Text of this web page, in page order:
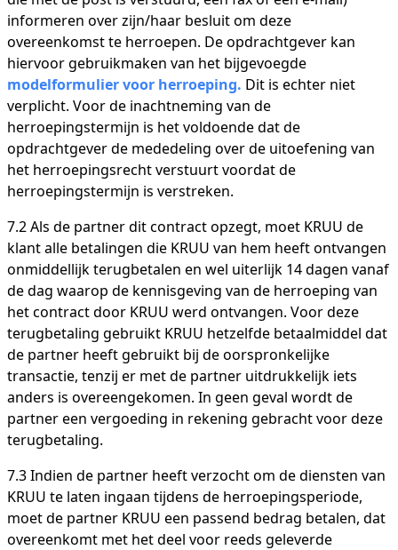
informeren over zijn/haar besluit om deze
overeenkomst te herroepen. De opdrachtgever kan
hiervoor gebruikmaken van het bijgevoegde
modelformulier voor herroeping. Dit is echter niet
verplicht. Voor de inachtneming van de
herroepingstermijn is het voldoende dat de
opdrachtgever de mededeling over de uitoefening van
het herroepingsrecht verstuurt voordat de
herroepingstermijn is verstreken.
7.2 Als de partner dit contract opzegt, moet KRUU de
klant alle betalingen die KRUU van hem heeft ontvangen
onmiddellijk terugbetalen en wel uiterlijk 14 dagen vanaf
de dag waarop de kennisgeving van de herroeping van
het contract door KRUU werd ontvangen. Voor deze
terugbetaling gebruikt KRUU hetzelfde betaalmiddel dat
de partner heeft gebruikt bij de oorspronkelijke
transactie, tenzij er met de partner uitdrukkelijk iets
anders is overeengekomen. In geen geval wordt de
partner een vergoeding in rekening gebracht voor deze
terugbetaling.
7.3 Indien de partner heeft verzocht om de diensten van
KRUU te laten ingaan tijdens de herroepingsperiode,
moet de partner KRUU een passend bedrag betalen, dat
overeenkomt met het deel voor reeds geleverde